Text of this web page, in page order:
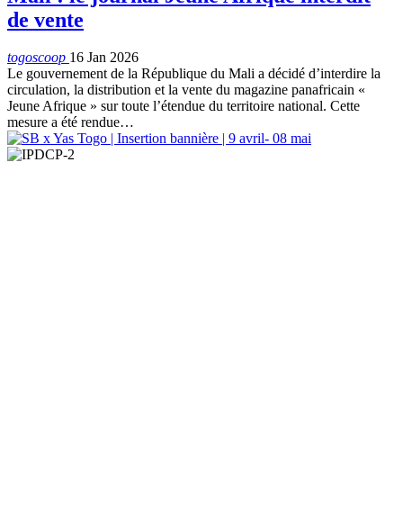
de vente
togoscoop 16 Jan 2026
Le gouvernement de la République du Mali a décidé d’interdire la
circulation, la distribution et la vente du magazine panafricain «
Jeune Afrique » sur toute l’étendue du territoire national. Cette
mesure a été rendue…